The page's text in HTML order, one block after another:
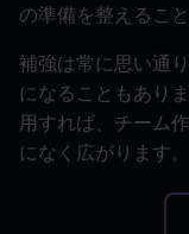
の準備を整えるこ
補強は常に思い通
になることもあり
用すれば、チーム
になく広がります。